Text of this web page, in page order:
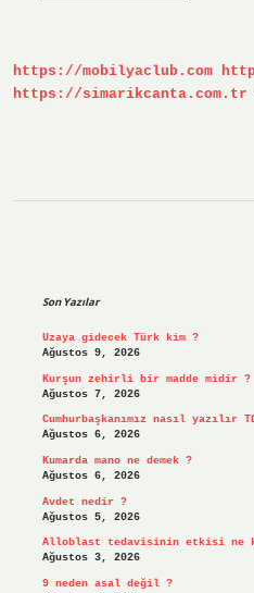
https://mobilyaclub.com
https://simarikcanta.com.tr
Son Yazılar
Uzaya gidecek Türk kim ?
Ağustos 9, 2026
Kurşun zehirli bir madde midir ?
Ağustos 7, 2026
Cumhurbaşkanımız nasıl yazılır
Ağustos 6, 2026
Kumarda mano ne demek ?
Ağustos 6, 2026
Avdet nedir ?
Ağustos 5, 2026
Alloblast tedavisinin etkisi ne
Ağustos 3, 2026
9 neden asal değil ?